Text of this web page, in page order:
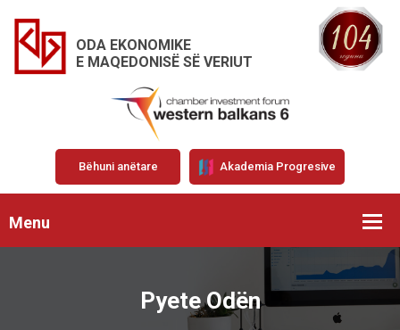
ODA EKONOMIKE
E MAQEDONISË SË VERIUT
Bëhuni anëtare Akademia Progresive
Menu
Pyete Odën